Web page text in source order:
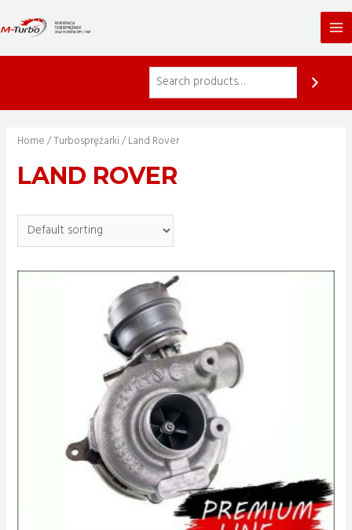
to
Home/Turbosprężarki/ Land Rover
LAND ROVER